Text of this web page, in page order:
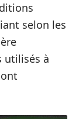
selon les
utilisés à